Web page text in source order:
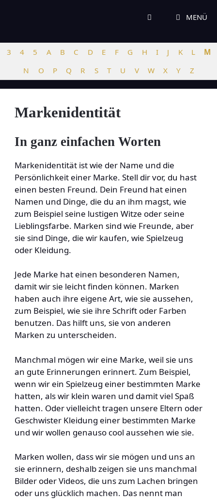
MENÜ
3 4 5 A B C D E F G H I J K L
M
N
O P Q R S T U V W X Y Z
Markenidentität
In ganz einfachen Worten
Markenidentität ist wie der Name und die
Persönlichkeit einer Marke. Stell dir vor, du hast
einen besten Freund. Dein Freund hat einen
Namen und Dinge, die du an ihm magst, wie
zum Beispiel seine lustigen Witze oder seine
Lieblingsfarbe. Marken sind wie Freunde, aber
sie sind Dinge, die wir kaufen, wie Spielzeug
oder Kleidung.
Jede Marke hat einen besonderen Namen,
damit wir sie leicht finden können. Marken
haben auch ihre eigene Art, wie sie aussehen,
zum Beispiel, wie sie ihre Schrift oder Farben
benutzen. Das hilft uns, sie von anderen
Marken zu unterscheiden.
Manchmal mögen wir eine Marke, weil sie uns
an gute Erinnerungen erinnert. Zum Beispiel,
wenn wir ein Spielzeug einer bestimmten Marke
hatten, als wir klein waren und damit viel Spaß
hatten. Oder vielleicht tragen unsere Eltern oder
Geschwister Kleidung einer bestimmten Marke
und wir wollen genauso cool aussehen wie sie.
Marken wollen, dass wir sie mögen und uns an
sie erinnern, deshalb zeigen sie uns manchmal
Bilder oder Videos, die uns zum Lachen bringen
oder uns glücklich machen. Das nennt man